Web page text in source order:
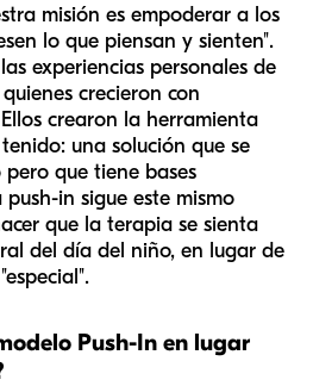
misión es empoderar a los
lo que piensan y sienten".
experiencias personales de
crecieron con
crearon la herramienta
una solución que se
que tiene bases
in sigue este mismo
que la terapia se sienta
del día del niño, en lugar de
Push-In en lugar